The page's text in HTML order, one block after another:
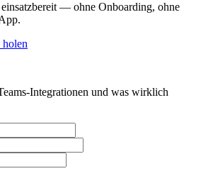
— ohne Onboarding, ohne
holen
Integrationen und was wirklich